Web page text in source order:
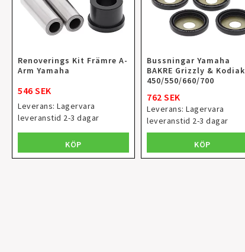
Renoverings Kit Främre A-
Arm Yamaha
546 SEK
Leverans: Lagervara
leveranstid 2-3 dagar
KÖP
Bussningar Yamaha
BAKRE Grizzly & Kodiak
450/550/660/700
762 SEK
Leverans:Lagervara
leveranstid 2-3 dagar
KÖP